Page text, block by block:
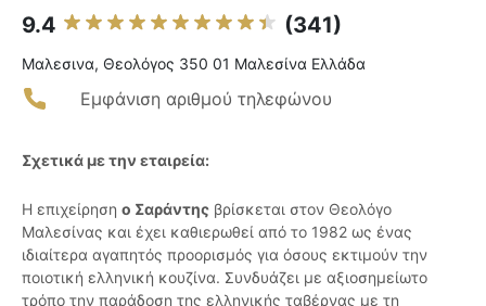
9.4 (341)
Μαλεσινα, Θεολόγος 350 01 Μαλεσίνα Ελλάδα
Εμφάνιση αριθμού τηλεφώνου
Σχετικά με την εταιρεία:
Η επιχείρηση ο Σαράντης βρίσκεται στον Θεολόγο
Μαλεσίνας και έχει καθιερωθεί από το 1982 ως ένας
ιδιαίτερα αγαπητός προορισμός για όσους εκτιμούν την
ποιοτική ελληνική κουζίνα. Συνδυάζει με αξιοσημείωτο
τρόπο την παράδοση της ελληνικής ταβέρνας με τη